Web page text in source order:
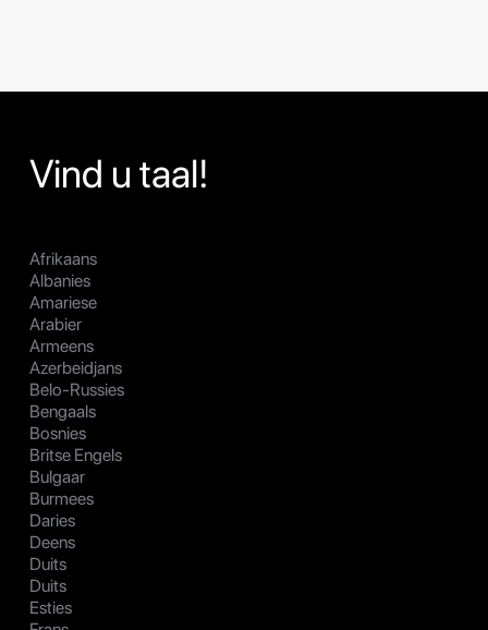
Vind u taal!
Afrikaans
Albanies
Amariese
Arabier
Armeens
Azerbeidjans
Belo-Russies
Bengaals
Bosnies
Britse Engels
Bulgaar
Burmees
Daries
Deens
Duits
Duits
Esties